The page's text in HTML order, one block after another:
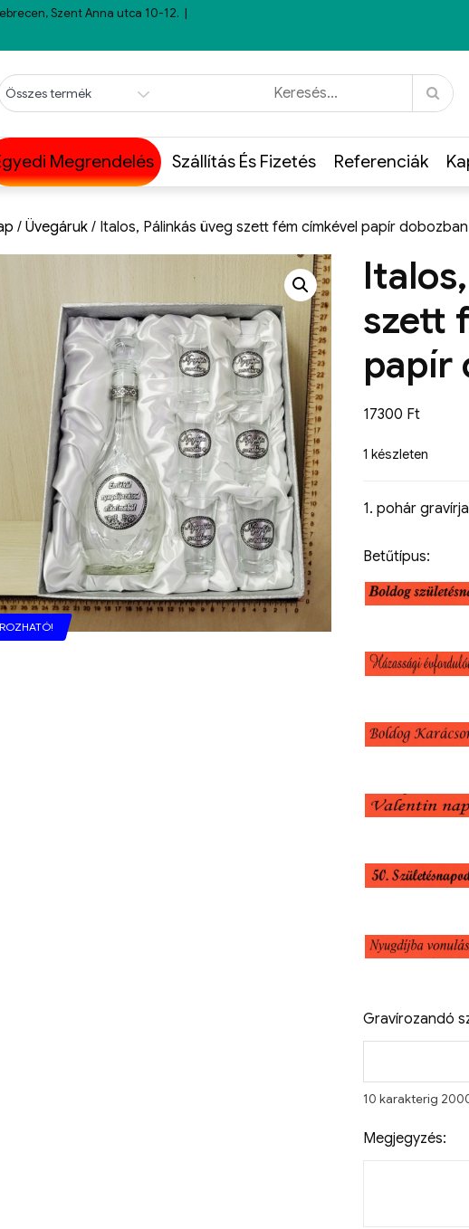
Szent Anna utca 10-12.
Megrendelés Szállítás És Fizetés Referenciák
/ Üvegáruk / Italos, Pálinkás üveg szett fém címkével papír dobozban
szett
papír
17300 Ft
1 készleten
1. pohár
Betűtípus:
Gravírozandó
10 karakterig
Megjegyzés: